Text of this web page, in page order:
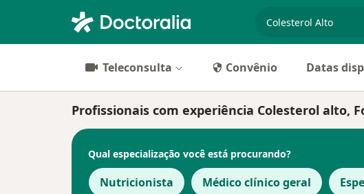
Teleconsulta Convênio Datas
Profissionais com experiência Colesterol alto,
Qual especialização você está procurando?
Nutricionista Médico clínico geral